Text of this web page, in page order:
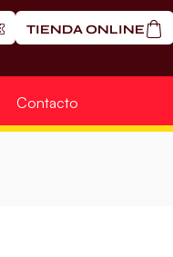
TIENDA ONLINE
Contacto